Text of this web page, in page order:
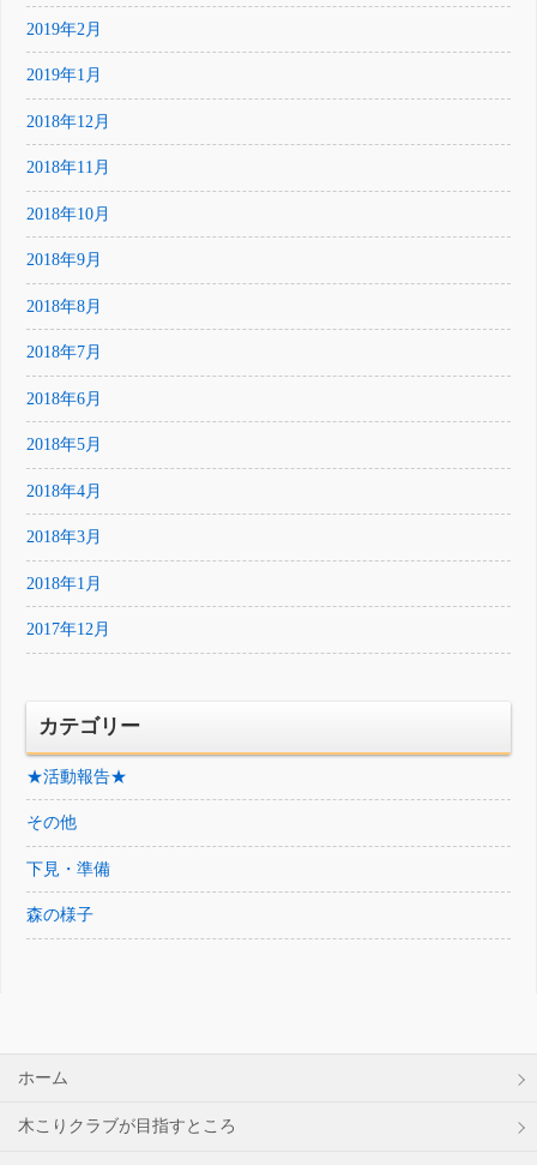
2019年2月
2019年1月
2018年12月
2018年11月
2018年10月
2018年9月
2018年8月
2018年7月
2018年6月
2018年5月
2018年4月
2018年3月
2018年1月
2017年12月
カテゴリー
★活動報告★
その他
下見・準備
森の様子
ホーム
木こりクラブが目指すところ